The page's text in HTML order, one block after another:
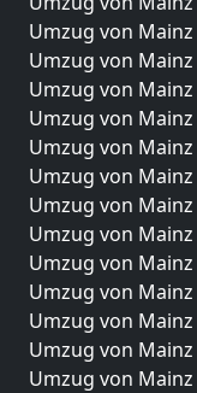
Umzug von
Umzug von
Umzug von
Umzug von
Umzug von
Umzug von
Umzug von
Umzug von
Umzug von
Umzug von
Umzug von
Umzug von
Umzug von